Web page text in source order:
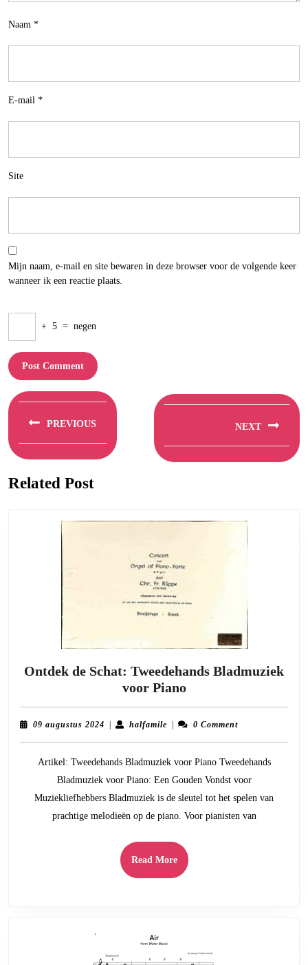
Naam *
E-mail *
Site
Mijn naam, e-mail en site bewaren in deze browser voor de volgende keer
wanneer ik een reactie plaats.
+ 5 = negen
Berichtnavigatie
PREVIOUS
post:
NEXT
post:
Related Post
Ontdek de Schat: Tweedehands Bladmuziek
voor PianoOntdek
de
Schat:
voor
Piano
09 augustus 2024 09| halfamilehalfamile
| 0 Comment
Artikel: Tweedehands Bladmuziek voor Piano Tweedehands
Bladmuziek voor Piano: Een Gouden Vondst voor
Muziekliefhebbers Bladmuziek is de sleutel tot het spelen van
prachtige melodieën op de piano. Voor pianisten van
Read MoreRead
More